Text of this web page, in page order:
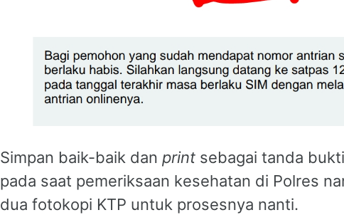
Simpan baik-baik dan print sebagai tanda
pada saat pemeriksaan kesehatan di Polres
dua fotokopi KTP untuk prosesnya nanti.